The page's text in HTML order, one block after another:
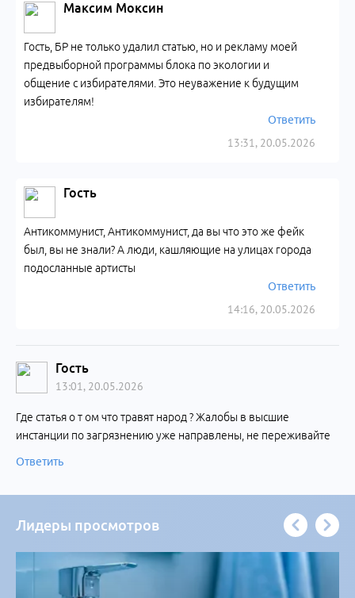
Максим Моксин
13:31, 20.05.2026
Гость, БР не только удалил статью, но и рекламу моей
предвыборной программы блока по экологии и
общение с избирателями. Это неуважение к будущим
избирателям!
Ответить
Гость
14:16, 20.05.2026
Антикоммунист, Антикоммунист, да вы что это же фейк
был, вы не знали? А люди, кашляющие на улицах города
подосланные артисты
Ответить
Гость
13:01, 20.05.2026
Где статья о т ом что травят народ ? Жалобы в высшие
инстанции по загрязнению уже направлены, не переживайте
Ответить
Лидеры просмотров